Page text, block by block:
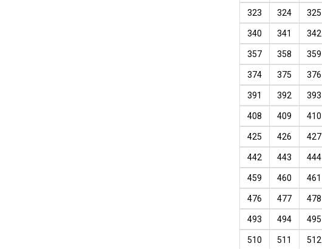
323 324 325
340 341 342
357 358 359
374 375 376
391 392 393
408 409 410
425 426 427
442 443 444
459 460 461
476 477 478
493 494 495
510 511 512